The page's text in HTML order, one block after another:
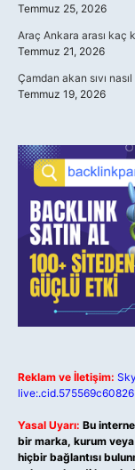
Temmuz 25, 2026
Araç Ankara arası kaç
Temmuz 21, 2026
Çamdan akan sıvı
Temmuz 19, 2026
Reklam ve İletişim:
Yasal Uyarı: Bu
bir marka, kurum
hiçbir bağlantısı